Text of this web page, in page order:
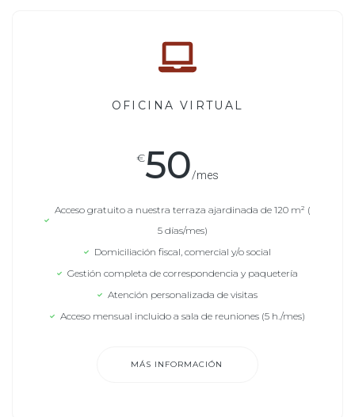
OFICINA VIRTUAL
€50/mes
Acceso gratuito a nuestra terraza ajardinada de 120 m² (
5 días/mes)
Domiciliación fiscal, comercial y/o social
Gestión completa de correspondencia y paquetería
Atención personalizada de visitas
Acceso mensual incluido a sala de reuniones (5 h./mes)
MÁS INFORMACIÓN